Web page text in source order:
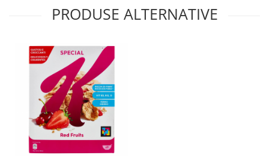
PRODUSE ALTERNATIVE